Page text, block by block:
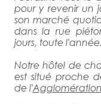
pour y revenir un
son marché
dans la rue
jours, toute l'année.
Notre hôtel de
est situé proche
de l'